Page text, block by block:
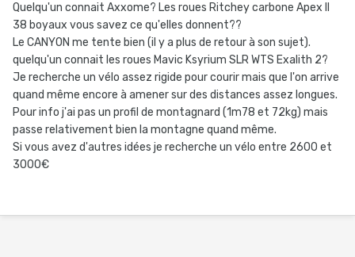
Quelqu'un connait Axxome? Les roues Ritchey carbone Apex II
38 boyaux vous savez ce qu'elles donnent??
Le CANYON me tente bien (il y a plus de retour à son sujet).
quelqu'un connait les roues Mavic Ksyrium SLR WTS Exalith 2?
Je recherche un vélo assez rigide pour courir mais que l'on arrive
quand même encore à amener sur des distances assez longues.
Pour info j'ai pas un profil de montagnard (1m78 et 72kg) mais
passe relativement bien la montagne quand même.
Si vous avez d'autres idées je recherche un vélo entre 2600 et
3000€